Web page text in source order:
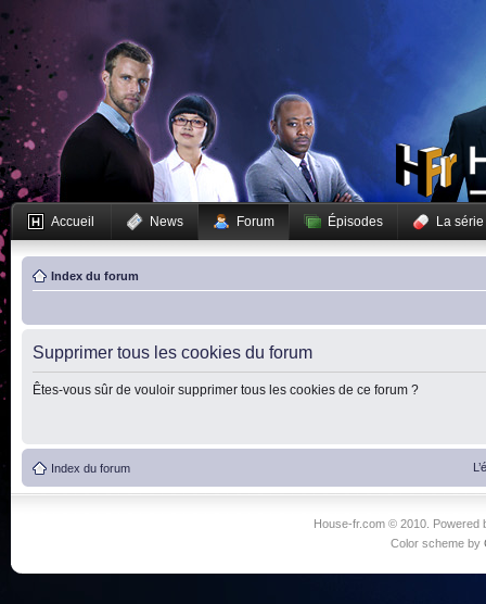
Accueil News Forum Épisodes La série
Index du forum
Supprimer tous les cookies du forum
Êtes-vous sûr de vouloir supprimer tous les cookies de ce forum ?
Index du forum
House-fr.com © 2010. Powered
Color scheme by